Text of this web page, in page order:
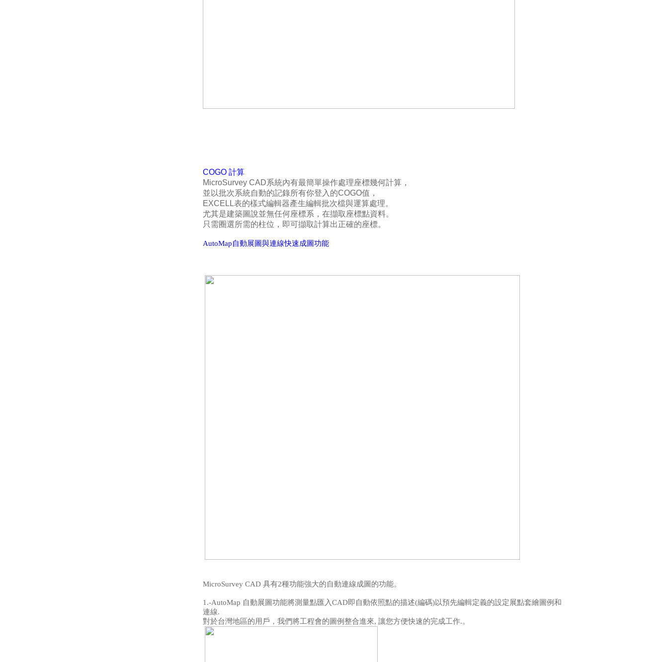
COGO 計算
MicroSurvey CAD系統內有最簡單操作處理座標幾何計算，
並以批次系統自動的記錄所有你登入的COGO值 ，
EXCELL表的樣式編輯器產生編輯批次檔與運算處理。
尤其是建築圖說並無任何座標系，在擷取座標點資料。
只需圈選所需的柱位，即可擷取計算出正確的座標。
AutoMap自動展圖與連線快速成圖功能
MicroSurvey CAD 具有2種功能強大的自動連線成圖的功能。
1.-AutoMap 自動展圖功能將測量點匯入CAD即自動依照點的描述(編碼)以預先編輯定義的設定展點套繪圖例和
連線.
對於台灣地區的用戶，我們將工程會的圖例整合進來, 讓您方便快速的完成工作.。